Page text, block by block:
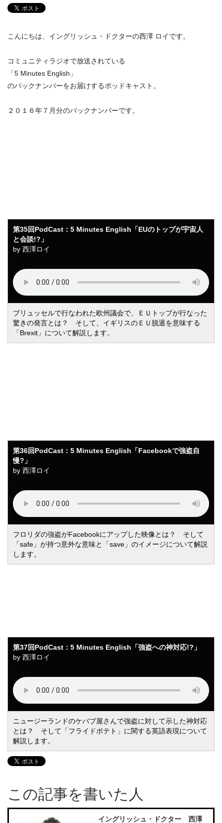
こんにちは、イングリッシュ・ドクターの西澤 ロイです。
コミュニティラジオで放送されている
「5 Minutes English」
のバックナンバーをお届けするポッドキャスト。
２０１６年７月分のバックナンバーです。
第35回PodCast：5 Minutes English「EUのトップが宇宙人
と会談!?」
by 西澤ロイ
ブリュッセルで行なわれた欧州議会で、ＥＵトップが行なった
驚きの発言とは？ そして、イギリスのＥＵ脱退を意味する
「Brexit」について解説します。
第36回PodCast：5 Minutes English「Facebookで強盗自
慢?」
by 西澤ロイ
フロリダの強盗がFacebookにアップした映像とは？ そして
「safe」が持つ意外な意味と「save」のイメージについて解説
します。
第37回PodCast：5 Minutes English「強盗への神対応!?」
by 西澤ロイ
ニュージーランドのケバブ屋さんで強盗に対して示した神対応
とは？ そして「フライドポテト」に関する英語表現について
解説します。
この記事を書いた人
イングリッシュ・ドクター 西澤